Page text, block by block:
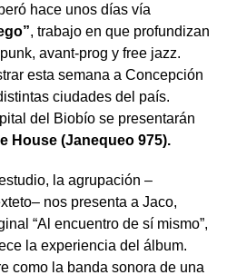
hace unos días vía
, trabajo en que profundizan
avant-prog y free jazz.
esta semana a Concepción
ciudades del país.
del Biobío se presentarán
House (Janequeo 975).
la agrupación –
nos presenta a Jaco,
“Al encuentro de sí mismo”,
la experiencia del álbum.
como la banda sonora de una